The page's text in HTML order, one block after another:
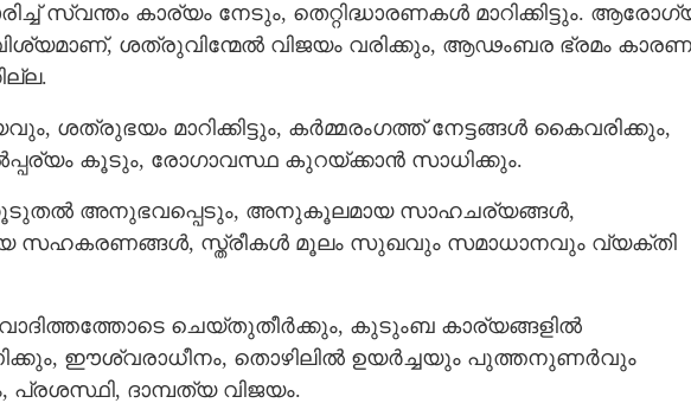
സ്വന്തം കാര്യം നേടും, തെറ്റിദ്ധാരണകള്‍ മാറിക്കിട്ടും.
ശത്രുവിന്മേല്‍ വിജയം വരിക്കും, ആഢംബര ഭ്രമം
ശത്രുഭയം മാറിക്കിട്ടും, കര്‍മ്മരംഗത്ത് നേട്ടങ്ങൾ കൈവരിക്കും,
കൂടും, രോഗാവസ്ഥ കുറയ്ക്കാൻ സാധിക്കും.
അനുഭവപ്പെടും, അനുകൂലമായ സാഹചര്യങ്ങള്‍,
സഹകരണങ്ങള്‍, സ്ത്രീകള്‍ മൂലം സുഖവും സമാധാനവും വ്യക്തി
ചെയ്തുതീര്‍ക്കും, കുടുംബ കാര്യങ്ങളിൽ
ഈശ്വരാധീനം, തൊഴിലില്‍ ഉയര്‍ച്ചയും പുത്തനുണര്‍വും
ദാമ്പത്യ വിജയം.
സ്വർണം നഷ്‌ടപ്പെടാതെ നോക്കണം;
അപ്രതീക്ഷിത സംഭവങ്ങൾ വന്നുചേരും,
Copy Link